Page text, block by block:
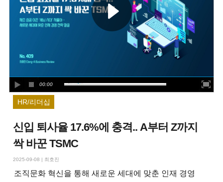
00:00
HR/리더십
신입 퇴사율 17.6%에 충격.. A부터 Z까지
싹 바꾼 TSMC
2025-09-08 | 최호진
조직문화 혁신을 통해 새로운 세대에 맞춘 인재 경영